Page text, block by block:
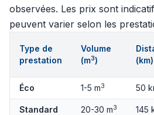
observées. Les prix sont
peuvent varier selon les
Type de
prestation
Volume
(m3)
(km)
Éco 1-5 m3 50
Standard 20-30 m3 145